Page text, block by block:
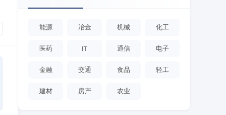
能源 冶金 机械 化工
医药 IT 通信 电子
金融 交通 食品 轻工
建材 房产 农业